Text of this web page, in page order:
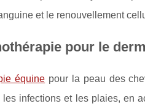
et le renouvellement
pour le
équine pour la peau des
infections et les plaies, en